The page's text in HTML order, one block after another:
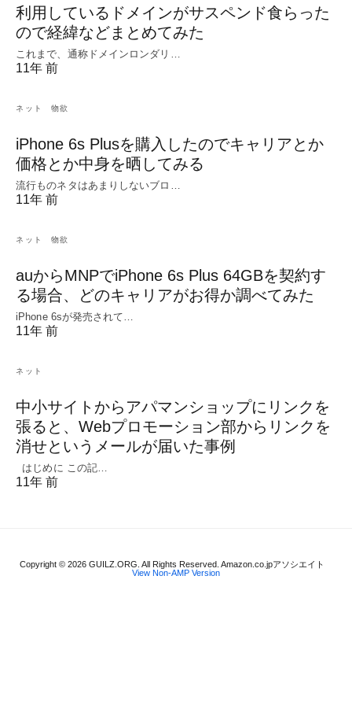
利用しているドメインがサスペンド食らった
ので経緯などまとめてみた
これまで、通称ドメインロンダリ…
11年 前
ネット 物欲
iPhone 6s Plusを購入したのでキャリアとか
価格とか中身を晒してみる
流行ものネタはあまりしないブロ…
11年 前
ネット 物欲
auからMNPでiPhone 6s Plus 64GBを契約す
る場合、どのキャリアがお得か調べてみた
iPhone 6sが発売されて…
11年 前
ネット
中小サイトからアパマンショップにリンクを
張ると、Webプロモーション部からリンクを
消せというメールが届いた事例
はじめに この記…
11年 前
Copyright © 2026 GUILZ.ORG. All Rights Reserved. Amazon.co.jpアソシエイト
View Non-AMP Version